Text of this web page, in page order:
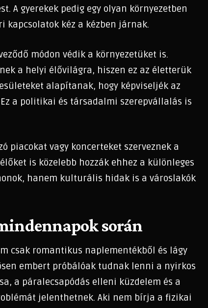
A gyerekek pedig egy olyan környezetben
kapcsolatok kéz a kézben járnak.
módon védik a környezetüket is.
a helyi élővilágra, hiszen ez az életterük
alapítanak, hogy képviseljék az
a politikai és társadalmi szerepvállalás is
piacokat vagy koncerteket szerveznek a
is közelebb hozzák ehhez a különleges
hanem kulturális hidak is a városlakók
során
csak romantikus naplementékből és lágy
embert próbálóak tudnak lenni a nyirkos
a páralecsapódás elleni küzdelem és a
jelenthetnek. Aki nem bírja a fizikai